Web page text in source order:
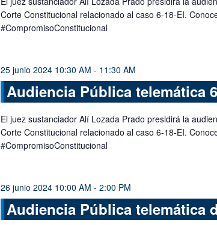
Corte Constitucional relacionado al caso 6-18-EI.
#CompromisoConstitucional
25 junio 2024 10:30 AM - 11:30 AM
Audiencia Pública telemática
El juez sustanciador Alí Lozada Prado presidirá la
Corte Constitucional relacionado al caso 6-18-EI.
#CompromisoConstitucional
26 junio 2024 10:00 AM - 2:00 PM
Audiencia Pública telemática